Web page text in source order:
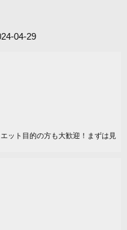
04-29
ット目的の方も大歓迎！まずは見